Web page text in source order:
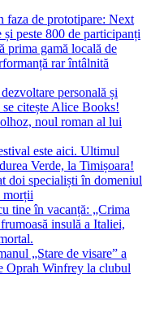
faza de prototipare: Next
peste 800 de participanți
prima gamă locală de
rar întâlnită
personală și
se citește Alice Books!
noul roman al lui
este aici. Ultimul
Verde, la Timișoara!
doi specialiști în domeniul
morții
tine în vacanță: „Crima
insulă a Italiei,
„Stare de visare” a
Oprah Winfrey la clubul